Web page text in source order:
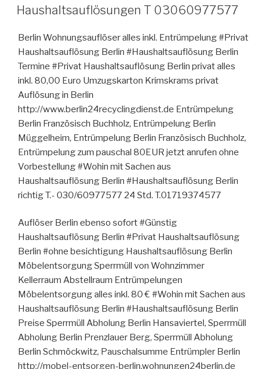
VERÖFFENTLICHT
AM
Haushaltsauflösungen T 03060977577
Berlin Wohnungsauflöser alles inkl. Entrümpelung #Privat
Haushaltsauflösung Berlin #Haushaltsauflösung Berlin
Termine #Privat Haushaltsauflösung Berlin privat alles
inkl. 80,00 Euro Umzugskarton Krimskrams privat
Auflösung in Berlin
http://www.berlin24recyclingdienst.de Entrümpelung
Berlin Französisch Buchholz, Entrümpelung Berlin
Müggelheim, Entrümpelung Berlin Französisch Buchholz,
Entrümpelung zum pauschal 80EUR jetzt anrufen ohne
Vorbestellung #Wohin mit Sachen aus
Haushaltsauflösung Berlin #Haushaltsauflösung Berlin
richtig T.- 030/60977577 24 Std. T.01719374577
Auflöser Berlin ebenso sofort #Günstig
Haushaltsauflösung Berlin #Privat Haushaltsauflösung
Berlin #ohne besichtigung Haushaltsauflösung Berlin
Möbelentsorgung Sperrmüll von Wohnzimmer
Kellerraum Abstellraum Entrümpelungen
Möbelentsorgung alles inkl. 80 € #Wohin mit Sachen aus
Haushaltsauflösung Berlin #Haushaltsauflösung Berlin
Preise Sperrmüll Abholung Berlin Hansaviertel, Sperrmüll
Abholung Berlin Prenzlauer Berg, Sperrmüll Abholung
Berlin Schmöckwitz, Pauschalsumme Entrümpler Berlin
http://mobel-entsorgen-berlin.wohnungen24berlin.de